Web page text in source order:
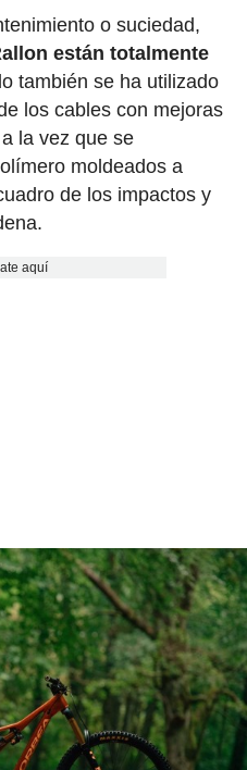
o suciedad,
están totalmente
también se ha utilizado
los cables con mejoras
la vez que se
moldeados a
de los impactos y
aquí